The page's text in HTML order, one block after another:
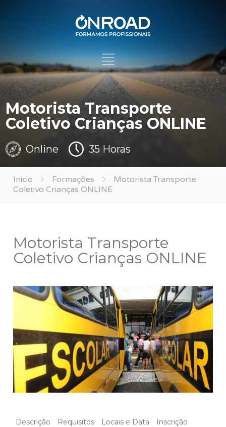
Motorista Transporte
Coletivo Crianças ONLINE
Online 35 Horas
Inicio Formações
Motorista Transporte
Coletivo Crianças ONLINE
Motorista Transporte
Coletivo Crianças ONLINE
Descrição Requisitos Locais e Data Inscrição